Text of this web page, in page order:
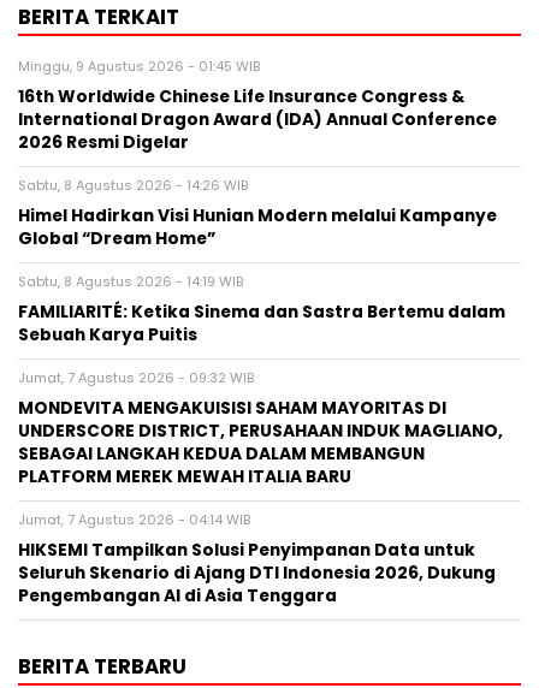
BERITA TERKAIT
Minggu, 9 Agustus 2026 - 01:45 WIB
16th Worldwide Chinese Life Insurance Congress &
International Dragon Award (IDA) Annual Conference
2026 Resmi Digelar
Sabtu, 8 Agustus 2026 - 14:26 WIB
Himel Hadirkan Visi Hunian Modern melalui Kampanye
Global “Dream Home”
Sabtu, 8 Agustus 2026 - 14:19 WIB
FAMILIARITÉ: Ketika Sinema dan Sastra Bertemu dalam
Sebuah Karya Puitis
Jumat, 7 Agustus 2026 - 09:32 WIB
MONDEVITA MENGAKUISISI SAHAM MAYORITAS DI
UNDERSCORE DISTRICT, PERUSAHAAN INDUK MAGLIANO,
SEBAGAI LANGKAH KEDUA DALAM MEMBANGUN
PLATFORM MEREK MEWAH ITALIA BARU
Jumat, 7 Agustus 2026 - 04:14 WIB
HIKSEMI Tampilkan Solusi Penyimpanan Data untuk
Seluruh Skenario di Ajang DTI Indonesia 2026, Dukung
Pengembangan AI di Asia Tenggara
BERITA TERBARU